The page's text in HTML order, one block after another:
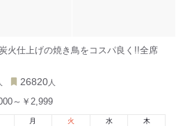
火仕上げの焼き鳥をコスパ良く!!全席
26820 人
～￥2,999
月 火 水 木